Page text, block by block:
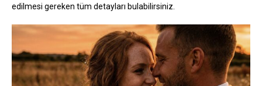
edilmesi gereken tüm detayları bulabilirsiniz.